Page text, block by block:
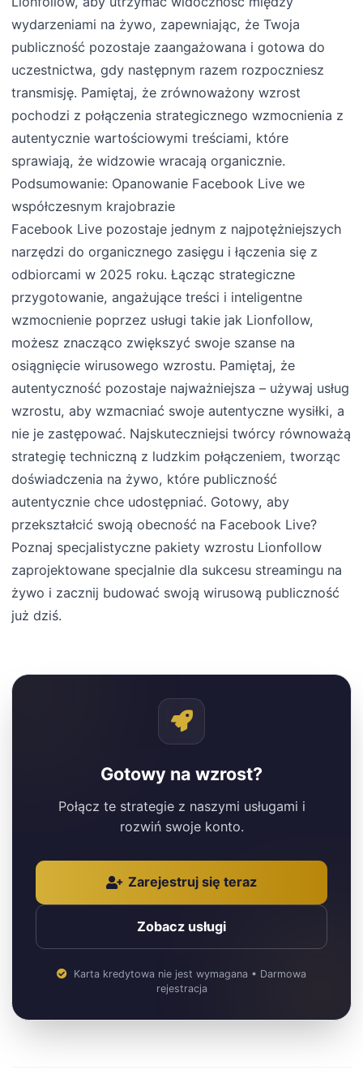
wydarzeniami na żywo, zapewniając, że Twoja
publiczność pozostaje zaangażowana i gotowa do
uczestnictwa, gdy następnym razem rozpoczniesz
transmisję. Pamiętaj, że zrównoważony wzrost
pochodzi z połączenia strategicznego wzmocnienia z
autentycznie wartościowymi treściami, które
sprawiają, że widzowie wracają organicznie.
Podsumowanie: Opanowanie Facebook Live we
współczesnym krajobrazie
Facebook Live pozostaje jednym z najpotężniejszych
narzędzi do organicznego zasięgu i łączenia się z
odbiorcami w 2025 roku. Łącząc strategiczne
przygotowanie, angażujące treści i inteligentne
wzmocnienie poprzez usługi takie jak Lionfollow,
możesz znacząco zwiększyć swoje szanse na
osiągnięcie wirusowego wzrostu. Pamiętaj, że
autentyczność pozostaje najważniejsza – używaj usług
wzrostu, aby wzmacniać swoje autentyczne wysiłki, a
nie je zastępować. Najskuteczniejsi twórcy równoważą
strategię techniczną z ludzkim połączeniem, tworząc
doświadczenia na żywo, które publiczność
autentycznie chce udostępniać. Gotowy, aby
przekształcić swoją obecność na Facebook Live?
Poznaj specjalistyczne pakiety wzrostu Lionfollow
zaprojektowane specjalnie dla sukcesu streamingu na
żywo i zacznij budować swoją wirusową publiczność
już dziś.
Gotowy na wzrost?
Połącz te strategie z naszymi usługami i
rozwiń swoje konto.
Zarejestruj się teraz
Zobacz usługi
Karta kredytowa nie jest wymagana • Darmowa
rejestracja